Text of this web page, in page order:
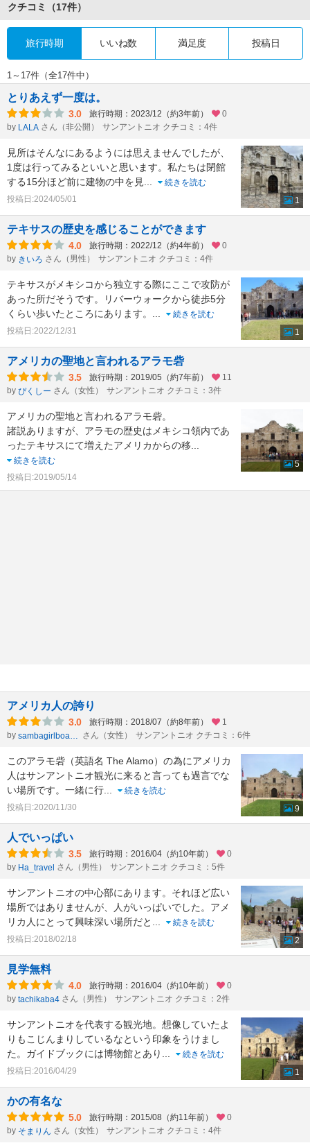
クチコミ （17件）
旅行時期 いいね数 満足度 投稿日
1～17件（全17件中）
とりあえず一度は。
3.0 旅行時期：2023/12（約3年前）
0
by LALA さん（非公開） サンアントニオ クチコミ：4件
見所はそんなにあるようには思えませんでしたが、
1度は行ってみるといいと思います。私たちは閉館
する15分ほど前に建物の中を見...
続きを読む
投稿日:2024/05/01
1
テキサスの歴史を感じることができます
4.0 旅行時期：2022/12（約4年前）
0
by きいろ さん（男性） サンアントニオ クチコミ：4件
テキサスがメキシコから独立する際にここで攻防が
あった所だそうです。リバーウォークから徒歩5分
くらい歩いたところにあります。 ...
続きを読む
投稿日:2022/12/31
1
アメリカの聖地と言われるアラモ砦
3.5 旅行時期：2019/05（約7年前）
11
by ぴくしー さん（女性） サンアントニオ クチコミ：3件
アメリカの聖地と言われるアラモ砦。
諸説ありますが、アラモの歴史はメキシコ領内であ
ったテキサスにて増えたアメリカからの移...
続きを読む
投稿日:2019/05/14
5
アメリカ人の誇り
3.0 旅行時期：2018/07（約8年前）
1
by
sambagirlboasorte さん（女性） サンアントニオ クチコミ：6件
このアラモ砦（英語名 The Alamo）の為にアメリカ
人はサンアントニオ観光に来ると言っても過言でな
い場所です。一緒に行...
続きを読む
投稿日:2020/11/30
9
人でいっぱい
3.5 旅行時期：2016/04（約10年前）
0
by Ha_travel さん（男性） サンアントニオ クチコミ：5件
サンアントニオの中心部にあります。それほど広い
場所ではありませんが、人がいっぱいでした。アメ
リカ人にとって興味深い場所だと ...
続きを読む
投稿日:2018/02/18
2
見学無料
4.0 旅行時期：2016/04（約10年前）
0
by tachikaba4 さん（男性） サンアントニオ クチコミ：2件
サンアントニオを代表する観光地。想像していたよ
りもこじんまりしているなという印象をうけまし
た。ガイドブックには博物館とあり ...
続きを読む
投稿日:2016/04/29
1
かの有名な
5.0 旅行時期：2015/08（約11年前）
0
by そまりん さん（女性） サンアントニオ クチコミ：4件